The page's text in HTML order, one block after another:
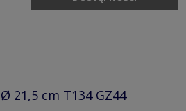
21,5 cm T134 GZ44